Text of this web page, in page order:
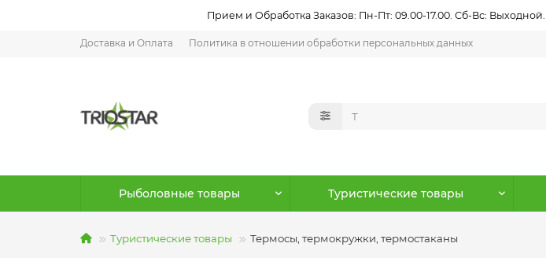
Прием и Обработка Заказов: Пн-Пт: 09.00-17.00. Сб-Вс:
Доставка и Оплата Политика в отношении обработки персональных данных
Рыболовные товары Туристические товары
Туристические товары Термосы, термокружки, термостаканы